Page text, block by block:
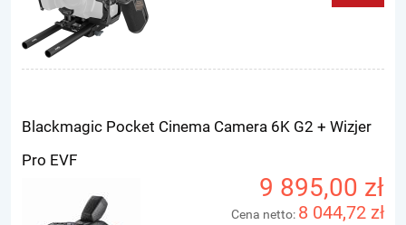
Blackmagic Pocket Cinema Camera 6K G2 + Wizjer
Pro EVF
9 895,00 zł
Cena netto: 8 044,72 zł